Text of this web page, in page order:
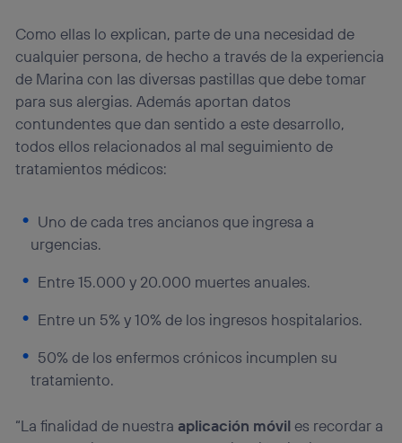
Como ellas lo explican, parte de una necesidad de
cualquier persona, de hecho a través de la experiencia
de Marina con las diversas pastillas que debe tomar
para sus alergias. Además aportan datos
contundentes que dan sentido a este desarrollo,
todos ellos relacionados al mal seguimiento de
tratamientos médicos:
Uno de cada tres ancianos que ingresa a
urgencias.
Entre 15.000 y 20.000 muertes anuales.
Entre un 5% y 10% de los ingresos hospitalarios.
50% de los enfermos crónicos incumplen su
tratamiento.
“La finalidad de nuestra aplicación móviles recordar a
Este identificador se asigna a la conexión de internet, por
lo que cualquier persona que conecte su dispositivo y
consienta el uso de la tecnología recibirá el mismo
identificador. Típicamente:
Si utilizas unaconexión de banda ancha
el marketing o análisis se realizará en función de las
actividades de navegación de los miembros del hogar
que hayan dado su consentimiento.
navegación del usuario del móvil.
Puedes gestionar los consentimientos Utiq seleccionando
“Administrar Utiq” en la parte inferior de esta página web o
visitando el portal de privacidad de Utiq
(“consenthub”). Para más información, consulta